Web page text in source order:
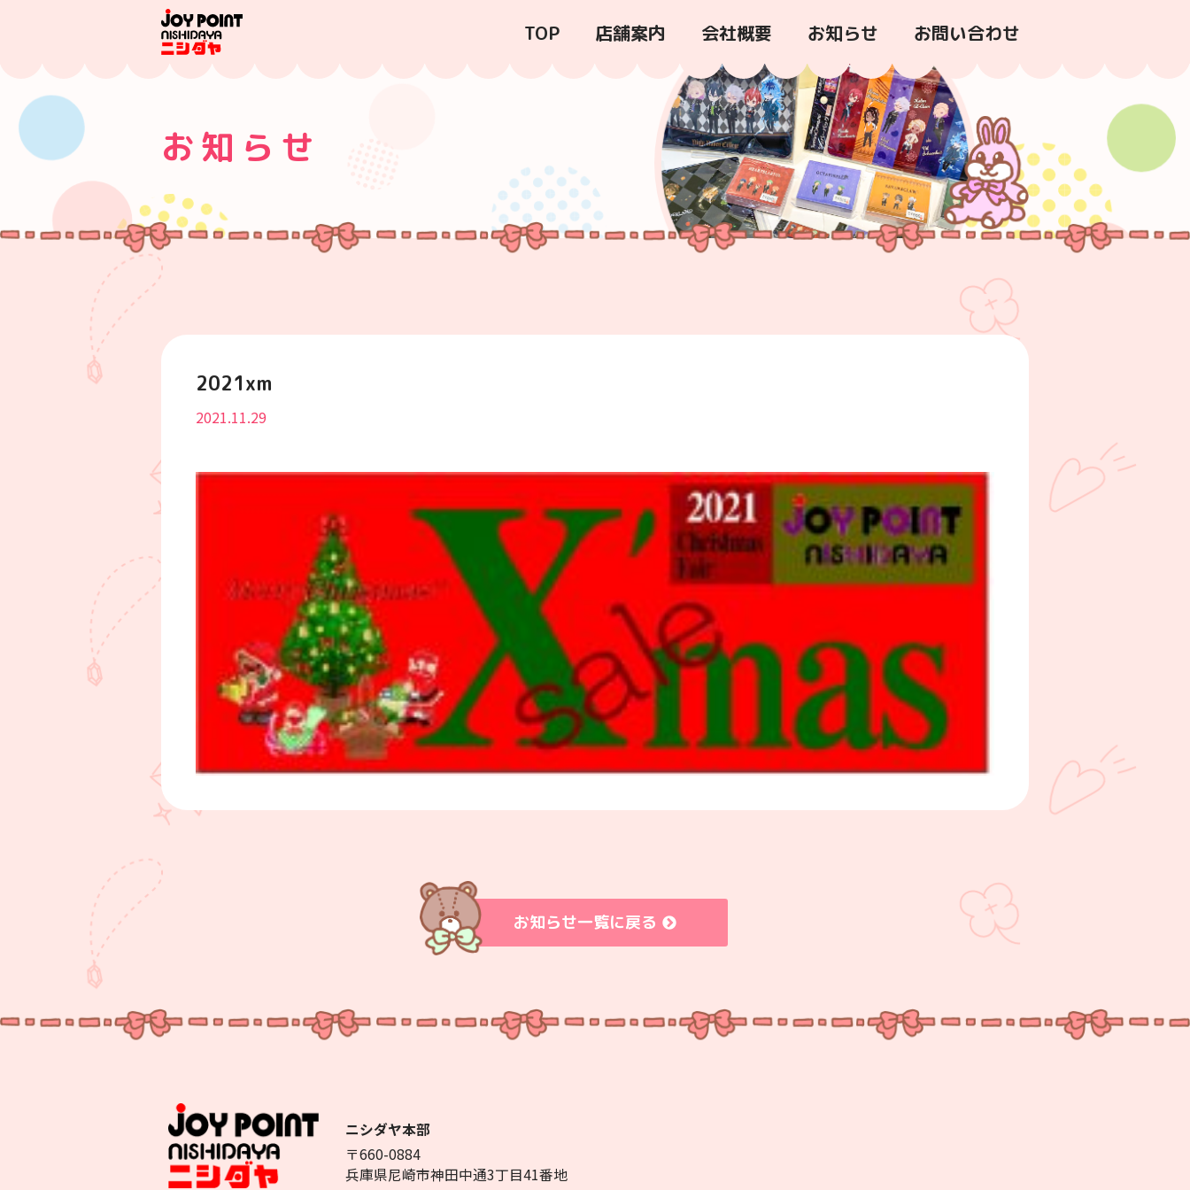
TOP 店舗案内 会社概要 お知らせ お問い合わせ
お知らせ
2021xm
2021.11.29
お知らせ一覧に戻る
ニシダヤ本部
〒660-0884
兵庫県尼崎市神田中通3丁目41番地